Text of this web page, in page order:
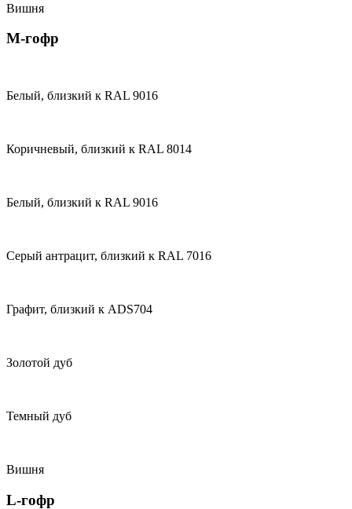
Вишня
М-гофр
Белый, близкий к RAL 9016
Коричневый, близкий к RAL 8014
Белый, близкий к RAL 9016
Серый антрацит, близкий к RAL 7016
Графит, близкий к ADS704
Золотой дуб
Темный дуб
Вишня
L-гофр